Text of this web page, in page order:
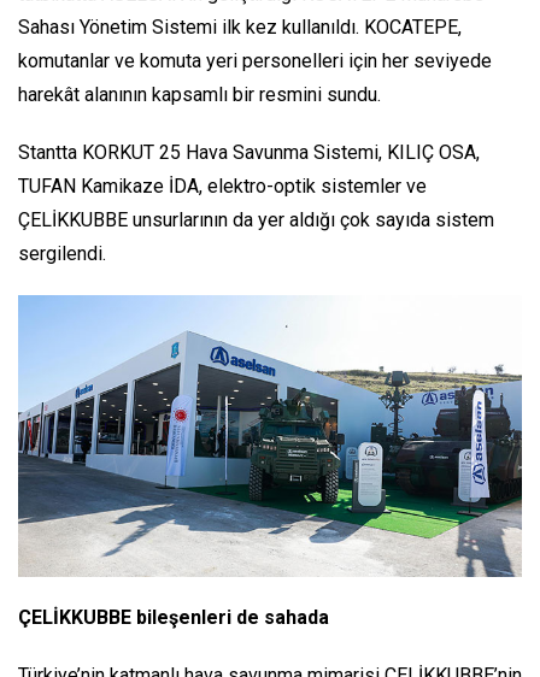
Sahası Yönetim Sistemi ilk kez kullanıldı. KOCATEPE,
komutanlar ve komuta yeri personelleri için her seviyede
harekât alanının kapsamlı bir resmini sundu.
Stantta KORKUT 25 Hava Savunma Sistemi, KILIÇ OSA,
TUFAN Kamikaze İDA, elektro-optik sistemler ve
ÇELİKKUBBE unsurlarının da yer aldığı çok sayıda sistem
sergilendi.
ÇELİKKUBBE bileşenleri de sahada